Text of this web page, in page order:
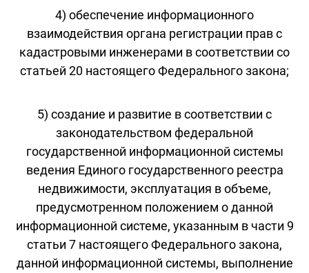
4) обеспечение информационного
взаимодействия органа регистрации прав с
кадастровыми инженерами в соответствии со
статьей 20 настоящего Федерального закона;
5) создание и развитие в соответствии с
законодательством федеральной
государственной информационной системы
ведения Единого государственного реестра
недвижимости, эксплуатация в объеме,
предусмотренном положением о данной
информационной системе, указанным в части 9
статьи 7 настоящего Федерального закона,
данной информационной системы, выполнение